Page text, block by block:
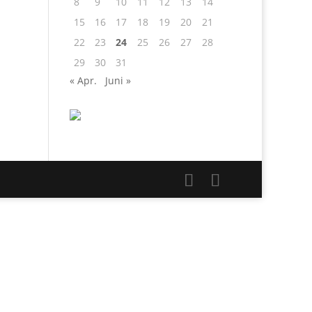
15
16 17 18 19 20
21
22
23 24 25 26 27
28
29
30
31
« Apr.
Juni »